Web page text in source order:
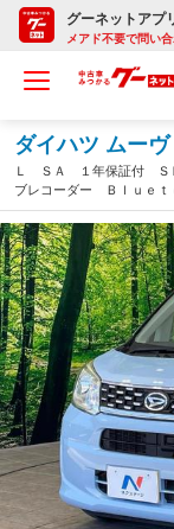
グーネットアプ
メアド不要で問い
ダイハツ ムーヴ
Ｌ ＳＡ １年保証付 Ｓ
ブレコーダー Ｂｌｕｅ
グ 盗難防止装置 横滑り
イザー（沖縄県）